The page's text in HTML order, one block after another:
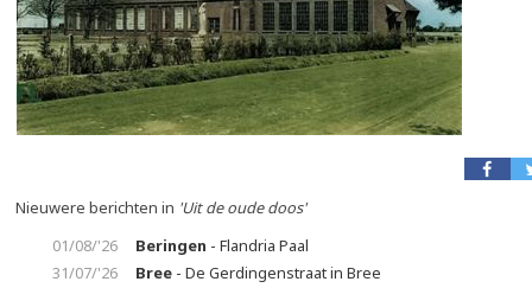
Nieuwere berichten in 'Uit de oude doos'
01/08/'26
Beringen - Flandria Paal
31/07/'26
Bree - De Gerdingenstraat in Bree